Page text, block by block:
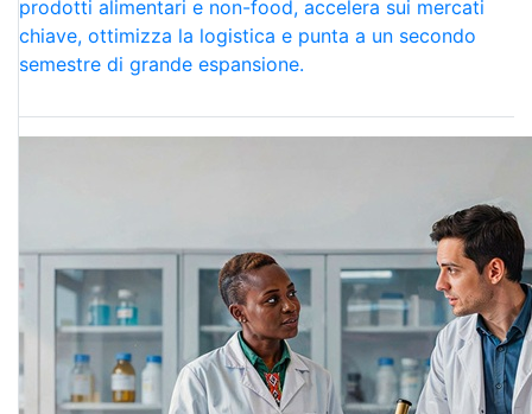
prodotti alimentari e non-food, accelera sui mercati
chiave, ottimizza la logistica e punta a un secondo
semestre di grande espansione.